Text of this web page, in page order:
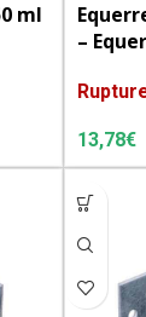
ml
–
13,78€